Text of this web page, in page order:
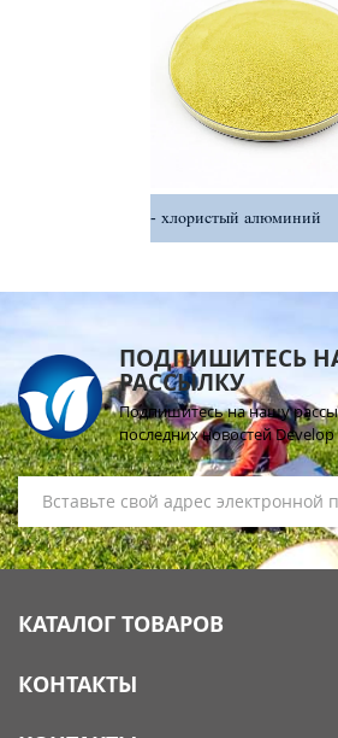
хлористый алюминий
ПОДПИШИТЕСЬ
РАССЫЛКУ
Подпишитесь на нашу
последних новостей Develop
КАТАЛОГ ТОВАРОВ
КОНТАКТЫ